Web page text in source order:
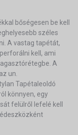
bőségesen be kell
széles
A vastag tapétát,
kell, ami
A
un.
Tapétaleoldó
könnyen, egy
felülről lefelé kell